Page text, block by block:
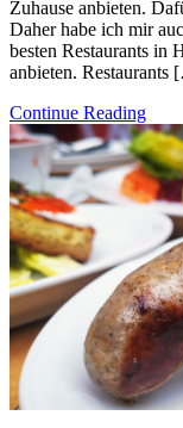
Zuhause anbieten.
Daher habe ich mir
besten Restaurants in
anbieten.
Continue Reading